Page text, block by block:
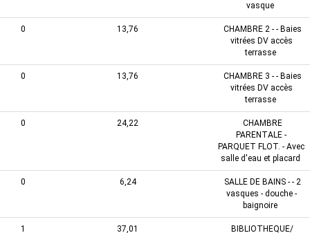
vasque
0 13,76
CHAMBRE 2 - - Baies
vitrées DV accès
terrasse
0 13,76
CHAMBRE 3 - - Baies
vitrées DV accès
terrasse
0 24,22
CHAMBRE
PARENTALE -
PARQUET FLOT. - Avec
salle d'eau et placard
0 6,24
SALLE DE BAINS - - 2
vasques - douche -
baignoire
1 37,01 BIBLIOTHEQUE/